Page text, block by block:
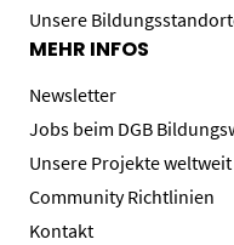
Unsere
MEHR INFOS
Newsletter
Jobs beim DGB
Unsere Projekte weltweit
Community Richtlinien
Kontakt